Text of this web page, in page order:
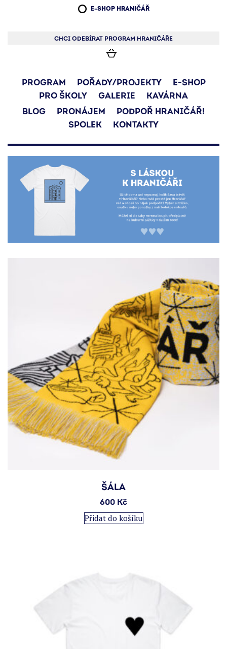
E-SHOP HRANIČÁŘ
CHCI ODEBÍRAT PROGRAM HRANIČÁŘE
PROGRAM POŘADY/PROJEKTY
E-SHOP
PRO ŠKOLY
GALERIE
KAVÁRNA
BLOG
PRONÁJEM
PODPOŘ HRANIČÁŘ!
SPOLEK
KONTAKTY
ŠÁLA
600 Kč
Přidat do košíku